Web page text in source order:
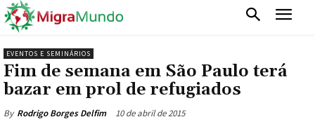
EVENTOS E SEMINÁRIOS
Fim de semana em São Paulo terá
bazar em prol de refugiados
By Rodrigo Borges Delfim 10 de abril de 2015